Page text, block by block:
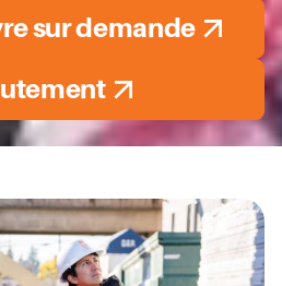
sur demande